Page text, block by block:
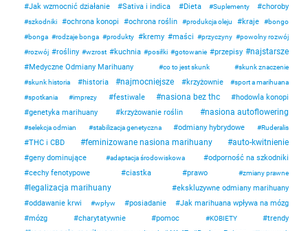
Jak wzmocnić działanie
Sativa i indica Dieta Suplementy choroby
szkodniki ochrona konopi ochrona roślin produkcja oleju kraje
bongo
bonga
rodzaje bonga produkty kremy maści przyczyny
powolny rozwój
rozwój
rośliny wzrost kuchnia posiłki gotowanie przepisy najstarsze
Medyczne Odmiany Marihuany co to jest skunk
skunk znaczenie
skunk historia
historia najmocniejsze krzyżownie
sport a marihuana
spotkania
imprezy festiwale nasiona bez thc
hodowla konopi
genetyka marihuany
krzyżowanie roślin nasiona autoflowering
selekcja odmian stabilizacja genetyczna odmiany hybrydowe Ruderalis
THC i CBD feminizowane nasiona marihuany auto-kwitnienie
geny dominujące adaptacja środowiskowa
odporność na szkodniki
cechy fenotypowe
ciastka prawo zmiany prawne
legalizacja marihuany
ekskluzywne odmiany marihuany
oddawanie krwi
wpływ posiadanie
Jak marihuana wpływa na mózg
mózg
charytatywnie pomoc KOBIETY trendy